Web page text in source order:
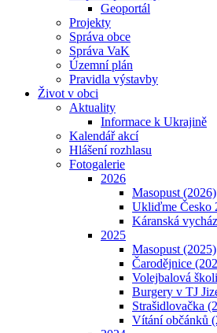
Geoportál
Projekty
Správa obce
Správa VaK
Územní plán
Pravidla výstavby
Život v obci
Aktuality
Informace k Ukrajině
Kalendář akcí
Hlášení rozhlasu
Fotogalerie
2026
Masopust (2026)
Ukliďme Česko
Káranská
2025
Masopust (2025)
Čarodějnice
Volejbalová
Burgery v TJ
Strašidlovačka
Vítání občánků